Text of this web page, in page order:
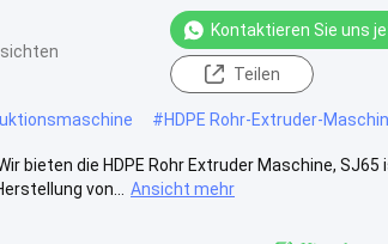
Kontaktieren Sie uns
Teilen
#HDPE Rohr-Extruder-
bieten die HDPE Rohr Extruder Maschine, SJ65
von...
Ansicht mehr